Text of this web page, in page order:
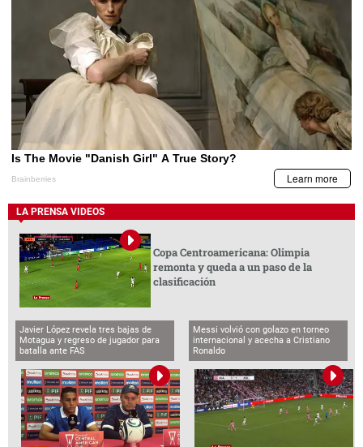
LA PRENSA VIDEOS
Copa Centroamericana: Olimpia
remonta y queda a un paso de la
clasificación
Javier López revela tres bajas de
Motagua y regreso de jugador para
batalla ante FAS
Messi volvió con golazo en torneo
internacional y acecha a Cristiano
Ronaldo